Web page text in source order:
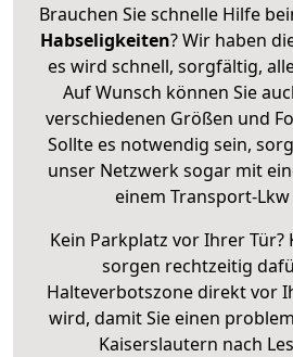
Brauchen Sie schnelle Hilfe
Habseligkeiten? Wir haben
es wird schnell, sorgfältig,
Auf Wunsch können Sie
verschiedenen Größen und
Sollte es notwendig sein,
unser Netzwerk sogar mit
einem Transport-
Kein Parkplatz vor Ihrer Tür?
sorgen rechtzeitig
Halteverbotszone direkt vor
wird, damit Sie einen
Kaiserslautern nach